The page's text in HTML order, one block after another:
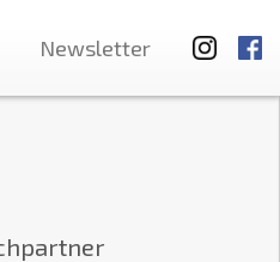
Newsletter